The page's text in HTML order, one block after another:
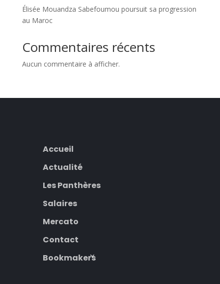
Élisée Mouandza Sabefoumou poursuit sa progression
au Maroc
Commentaires récents
Aucun commentaire à afficher.
Accueil
Actualité
Les Panthères
Salaires
Mercato
Contact
Bookmakers